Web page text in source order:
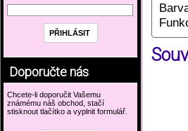
Doporučte nás
Chcete-li doporučit Vašemu
známému náš obchod, stačí
stisknout tlačítko a vyplnit formulář.